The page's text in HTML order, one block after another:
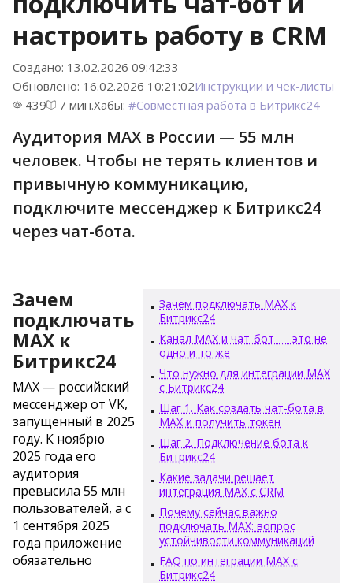
настроить работу в CRM
Создано: 13.02.2026 09:42:33
Обновлено: 16.02.2026 10:21:02Инструкции и чек-листы
439
7 мин.Хабы: #Совместная работа в Битрикс24
Аудитория MAX в России — 55 млн
человек. Чтобы не терять клиентов и
привычную коммуникацию,
подключите мессенджер к Битрикс24
через чат-бота.
Зачем подключать MAX к
Битрикс24
Канал MAX и чат-бот — это не
одно и то же
Что нужно для интеграции MAX
с Битрикс24
Шаг 1. Как создать чат-бота в
MAX и получить токен
Шаг 2. Подключение бота к
Битрикс24
Какие задачи решает
интеграция MAX с CRM
Почему сейчас важно
подключать MAX: вопрос
устойчивости коммуникаций
FAQ по интеграции MAX с
Битрикс24
Зачем
подключать
MAX к
Битрикс24
MAX — российский
мессенджер от VK,
запущенный в 2025
году. К ноябрю
2025 года его
аудитория
превысила 55 млн
пользователей, а с
1 сентября 2025
года приложение
обязательно